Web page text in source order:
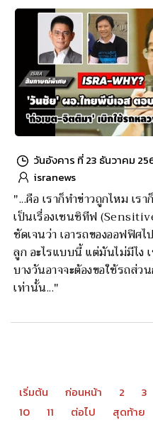
วันอังคาร ที่ 23 ธันวาคม
isranews
"...คือ เราก็ทำข่าวถูกไหม เร
เป็นเรื่องเซนซิทีฟ
ชัดเจนว่า เอารถของออฟฟิศ
ลูก อะไรแบบนี้ แต่มันไม่มีไง
บางวันอาจจะต้องขอใช้รถส่ว
เท่านั้น..."
เริ่มต้น ก่อนหน้า 2 3
10
11 ต่อไป สุดท้าย